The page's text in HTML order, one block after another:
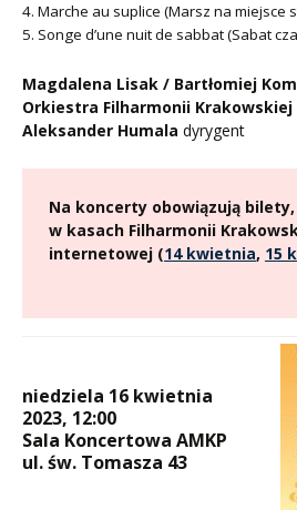
4. Marche au suplice (Marsz na miejsce
5. Songe d’une nuit de sabbat (Sabat
Magdalena Lisak / Bartłomiej
Orkiestra Filharmonii Krakowskiej
Aleksander Humala dyrygent
Na koncerty obowiązują
w kasach Filharmonii
internetowej (14 kwietnia, 15
niedziela 16 kwietnia
2023, 12:00
Sala Koncertowa AMKP
ul. św. Tomasza 43